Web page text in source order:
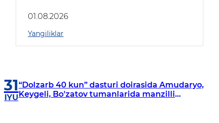
borildi
01.08.2026
Yangiliklar
31
IYU
“Dolzarb 40 kun” dasturi doirasida Amudaryo,
Keygeli, Bo'zatov tumanlarida manzilli